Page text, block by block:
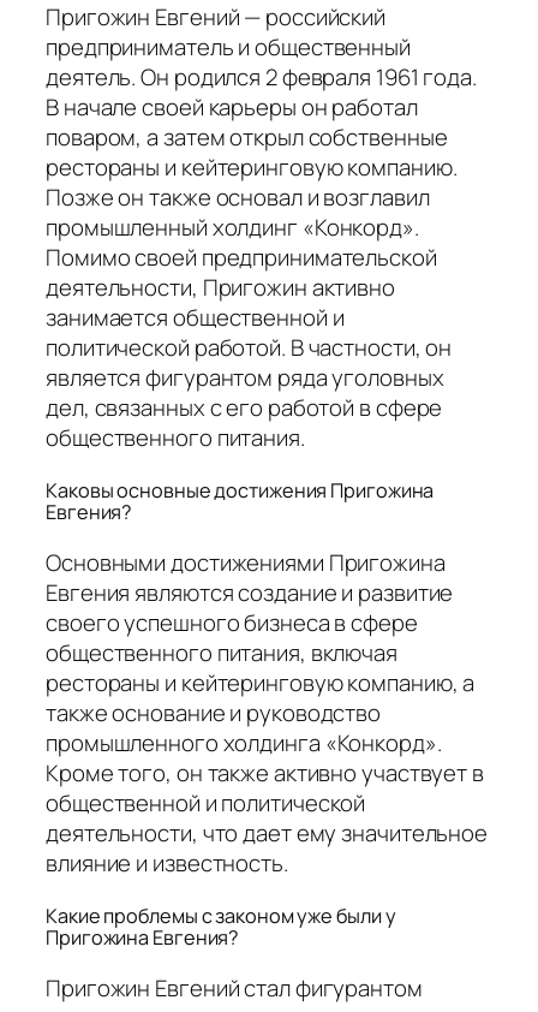
Пригожин Евгений — российский
предприниматель и общественный
деятель. Он родился 2 февраля 1961 года.
В начале своей карьеры он работал
поваром, а затем открыл собственные
рестораны и кейтеринговую компанию.
Позже он также основал и возглавил
промышленный холдинг «Конкорд».
Помимо своей предпринимательской
деятельности, Пригожин активно
занимается общественной и
политической работой. В частности, он
является фигурантом ряда уголовных
дел, связанных с его работой в сфере
общественного питания.
Каковы основные достижения Пригожина
Евгения?
Основными достижениями Пригожина
Евгения являются создание и развитие
своего успешного бизнеса в сфере
общественного питания, включая
рестораны и кейтеринговую компанию, а
также основание и руководство
промышленного холдинга «Конкорд».
Кроме того, он также активно участвует в
общественной и политической
деятельности, что дает ему значительное
влияние и известность.
Какие проблемы с законом уже были у
Пригожина Евгения?
Пригожин Евгений стал фигурантом